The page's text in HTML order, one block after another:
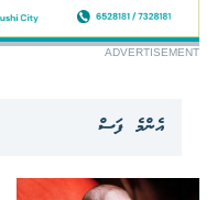
ADVERTISEMENT
އެންމެ ފަސް